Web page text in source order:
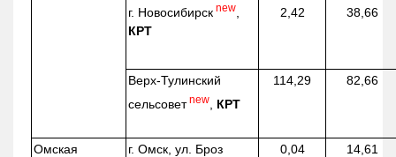
г. Новосибирск new
КРТ
2,42 38,66
Верх-Тулинский
сельсовет new КРТ
114,29 82,66
Омская
г. Омск, ул. Броз
0,04 14,61